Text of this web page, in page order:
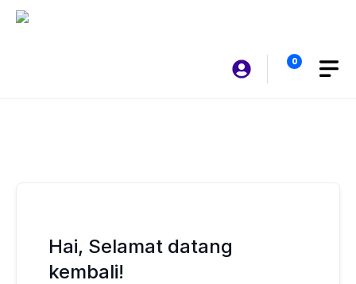
Langsung
0
Hai, Selamat datang
kembali!